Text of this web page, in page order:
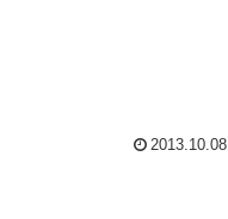
2013.10.08